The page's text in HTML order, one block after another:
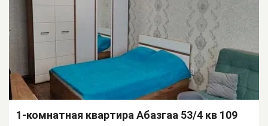
1-комнатная квартира Абазгаа 53/4 кв 109